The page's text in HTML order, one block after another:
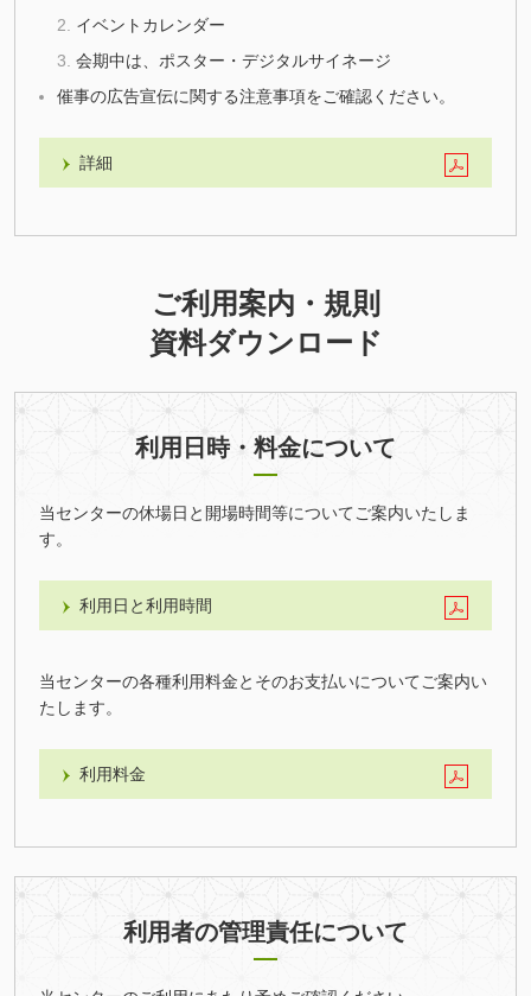
イベントカレンダー
会期中は、ポスター・デジタルサイネージ
催事の広告宣伝に関する注意事項をご確認ください。
詳細
ご利用案内・規則
資料ダウンロード
利用日時・料金について
当センターの休場日と開場時間等についてご案内いたしま
す。
利用日と利用時間
当センターの各種利用料金とそのお支払いについてご案内い
たします。
利用料金
利用者の管理責任について